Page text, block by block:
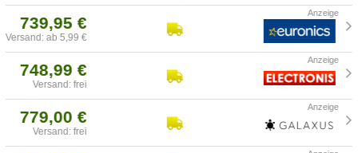
739,95 €
Versand: ab 5,99 €
748,99 €
Versand: frei
779,00 €
Versand: frei